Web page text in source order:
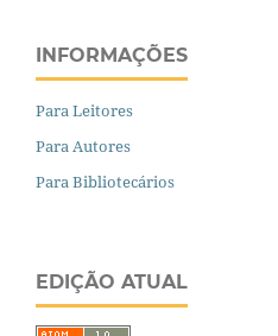
INFORMAÇÕES
Para Leitores
Para Autores
Para Bibliotecários
EDIÇÃO ATUAL